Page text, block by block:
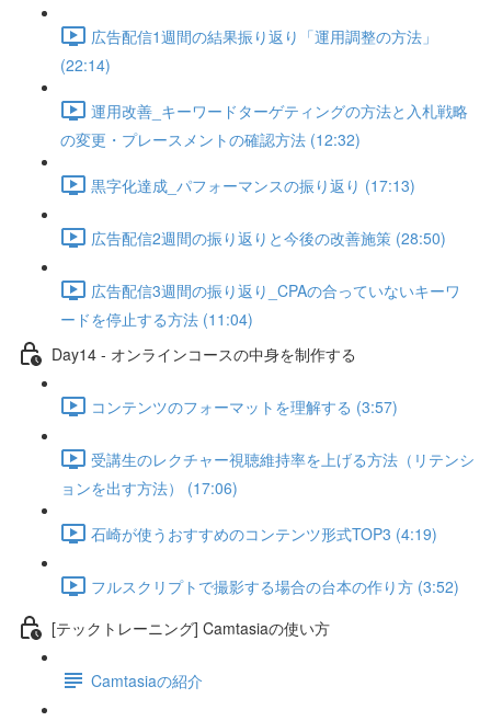
広告配信1週間の結果振り返り「運用調整の方法」
(22:14)
運用改善_キーワードターゲティングの方法と入札戦略
の変更・プレースメントの確認方法 (12:32)
黒字化達成_パフォーマンスの振り返り (17:13)
広告配信2週間の振り返りと今後の改善施策 (28:50)
広告配信3週間の振り返り_CPAの合っていないキーワ
ードを停止する方法 (11:04)
Day14 - オンラインコースの中身を制作する
コンテンツのフォーマットを理解する (3:57)
受講生のレクチャー視聴維持率を上げる方法（リテンシ
ョンを出す方法） (17:06)
石崎が使うおすすめのコンテンツ形式TOP3 (4:19)
フルスクリプトで撮影する場合の台本の作り方 (3:52)
[テックトレーニング] Camtasiaの使い方
Camtasiaの紹介